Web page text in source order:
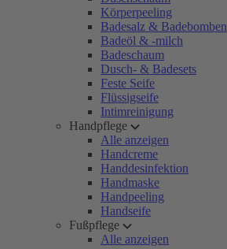
Körperpeeling
Badesalz & Badebomben
Badeöl & -milch
Badeschaum
Dusch- & Badesets
Feste Seife
Flüssigseife
Intimreinigung
Handpflege
Alle anzeigen
Handcreme
Handdesinfektion
Handmaske
Handpeeling
Handseife
Fußpflege
Alle anzeigen